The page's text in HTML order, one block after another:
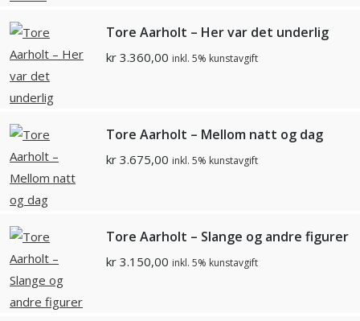
Tore Aarholt – Her var det underlig
kr 3.360,00 inkl. 5% kunstavgift
Tore Aarholt – Mellom natt og dag
kr 3.675,00 inkl. 5% kunstavgift
Tore Aarholt – Slange og andre figurer
kr 3.150,00 inkl. 5% kunstavgift